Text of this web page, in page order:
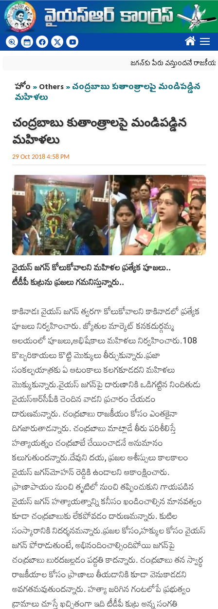
Skip to main content
????
జగన్‌కు పేరు వస్తుందనే రాజకీయ కక్షతో
You are here
హోం »Others» చంద్రబాబు కుతాంత్రాలపై మండిపడ్డిన
మహిళలు
చంద్రబాబు కుతాంత్రాలపై మండిపడ్డిన
మహిళలు
29 Oct 2018 4:58 PM
వైయస్‌ జగన్‌ కోలుకోవాలని మహిళల ప్రత్యేక పూజలు..
టీడీపీ కుట్రను ప్రజలు గమనిస్తున్నారు..
కాకినాడః వైయస్‌ జగన్‌ త్వరగా కోలుకోవాలని కాకినాడలో ప్రత్యేక
పూజలు నిర్వహించారు. జ్యోతుల మార్కెట్‌ కనకదుర్గమ్మ
ఆలయంలో పూజలు,అభిషేకాలు మహిళలు నిర్వహించారు.108
కొబ్బరికాయలు కొట్టి మొక్కులు తీర్చుకున్నారు.ప్రజా
సంకల్పయాత్రకు ఏ ఆటంకాలు కలగకూడదని మహిళలు
మొక్కుకున్నారు.వైయస్‌ జగన్‌పై దారుణానికి ఒడిగట్టిన నిందితుడు
వైయస్‌ఆర్‌సీపీకి చెందిన వాడని ప్రచారం చేయడం
దారుణమన్నారు. చంద్రబాబు రాజకీయం కోసం ఎంతకైనా
దిగజారుతాడన్నారు. చంద్రబాబు మాట్లాడే తీరు పరిశీలిస్తే
హత్యాయత్నం చంద్రబాబే చేయించాడనే అనుమానం
కలుగుతుందన్నారు.దేవుని దయ, ప్రజల ఆశీస్సులు కాలకాలం
వైయస్‌ జగన్‌మోహన్‌ రెడ్డికి ఉండాలని ఆకాంక్షించారు.
ప్రాణాపాయం నుంచి తృటిలో నుంచి తప్పించుకుని గాయపడిన
వైయస్‌ జగన్‌ హత్యాయత్నాన్ని కనీసం ఖండించాల్సిన మానవత్వం
కూడా చంద్రబాబుకు లేకపోవడం దారుణమన్నారు. కుటిల
సంస్కారానికి నిదర్శనమన్నారు.ప్రజల కోసం,హక్కుల కోసం వైయస్‌
జగన్‌ పోరాడుతుంటే, అభినందించాల్సిందిపోయి జగన్‌పై
చంద్రబాబు బురదజల్లడం పద్దతి కాదన్నారు. చంద్రబాబు తన స్వార్థ
రాజకీయాల కోసం ప్రాణాలు తీయడానికి కూడా వెనుకాడడని
అవగతమవుతుందన్నారు. హత్యా జరిగిన గంటలోపే ప్రభుత్వం
డ్రామాలు చూస్తే ఖచ్చితంగా ఇది టీడీపీ కుట్ర అన్న సంగతి